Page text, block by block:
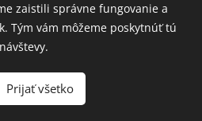
Webnode
zaistili správne fungovanie a
Tým vám môžeme poskytnúť tú
Prijať všetko